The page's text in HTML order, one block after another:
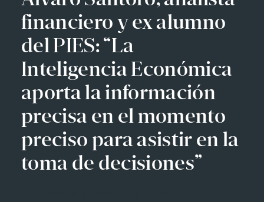
financiero y ex alumno
del PIES: “La
Inteligencia Económica
aporta la información
precisa en el momento
preciso para asistir en la
toma de decisiones”